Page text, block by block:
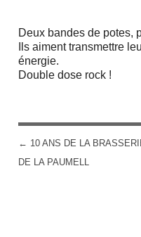
Deux bandes de potes,
Ils aiment transmettre
énergie.
Double dose rock !
POST
← 10 ANS DE LA
DE LA PAUMELL